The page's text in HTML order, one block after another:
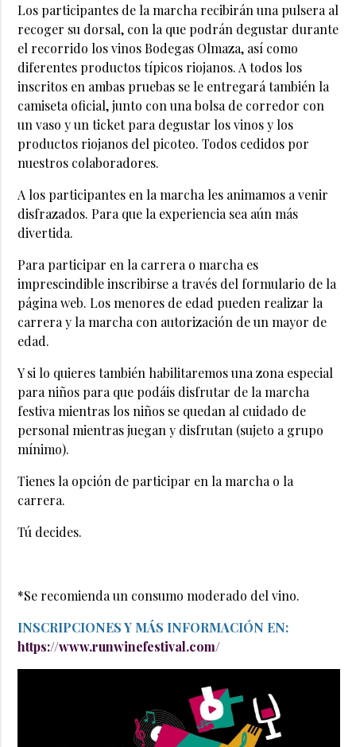
Los participantes de la marcha recibirán una pulsera al
recoger su dorsal, con la que podrán degustar durante
el recorrido los vinos Bodegas Olmaza, así como
diferentes productos típicos riojanos. A todos los
inscritos en ambas pruebas se le entregará también la
camiseta oficial, junto con una bolsa de corredor con
un vaso y un ticket para degustar los vinos y los
productos riojanos del picoteo. Todos cedidos por
nuestros colaboradores.
A los participantes en la marcha les animamos a venir
disfrazados. Para que la experiencia sea aún más
divertida.
Para participar en la carrera o marcha es
imprescindible inscribirse a través del formulario de la
página web. Los menores de edad pueden realizar la
carrera y la marcha con autorización de un mayor de
edad.
Y si lo quieres también habilitaremos una zona especial
para niños para que podáis disfrutar de la marcha
festiva mientras los niños se quedan al cuidado de
personal mientras juegan y disfrutan (sujeto a grupo
mínimo).
Tienes la opción de participar en la marcha o la
carrera.
Tú decides.
*Se recomienda un consumo moderado del vino.
INSCRIPCIONES Y MÁS INFORMACIÓN EN:
https://www.runwinefestival.com/